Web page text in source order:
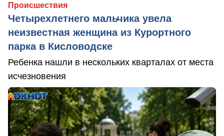
Происшествия
Четырехлетнего мальчика увела
неизвестная женщина из Курортного
парка в Кисловодске
Ребенка нашли в нескольких кварталах от места
исчезновения